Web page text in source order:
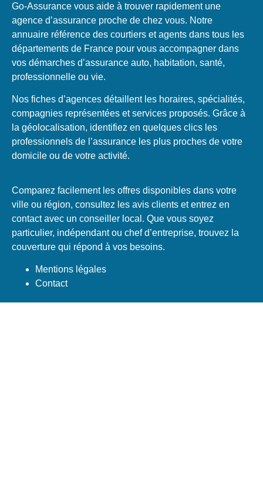
Go-Assurance vous aide à trouver rapidement une
agence d’assurance proche de chez vous. Notre
annuaire référence des courtiers et agents dans tous les
départements de France pour vous accompagner dans
vos démarches d’assurance auto, habitation, santé,
professionnelle ou vie.
Nos fiches d’agences détaillent les horaires, spécialités,
compagnies représentées et services proposés. Grâce à
la géolocalisation, identifiez en quelques clics les
professionnels de l’assurance les plus proches de votre
domicile ou de votre activité.
Comparez facilement les offres disponibles dans votre
ville ou région, consultez les avis clients et entrez en
contact avec un conseiller local. Que vous soyez
particulier, indépendant ou chef d’entreprise, trouvez la
couverture qui répond à vos besoins.
Mentions légales
Contact